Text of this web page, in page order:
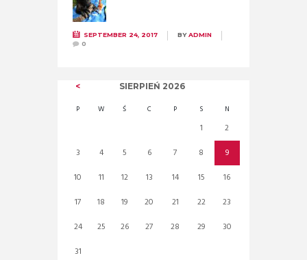
SEPTEMBER 24, 2017 BYADMIN
0
SIERPIEŃ 2026
P W Ś C P S N
1
2
3
4 5 6 7 8
9
10
11 12 13 14 15
16
17
18 19 20 21 22
23
24
25 26 27 28 29
30
31